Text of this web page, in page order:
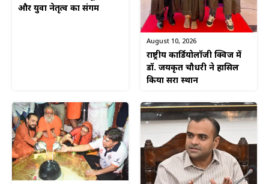
और युवा नेतृत्व का संगम
August 10, 2026
राष्ट्रीय कार्डियोलॉजी क्विज में
डॉ. जयकृत चौधरी ने हासिल
किया दूसरा स्थान